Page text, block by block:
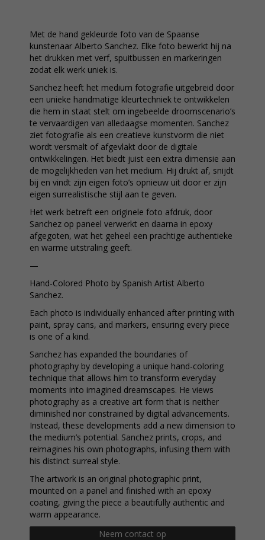
Met de hand gekleurde foto van de Spaanse
kunstenaar Alberto Sanchez. Elke foto bewerkt hij na
het drukken met verf, spuitbussen en markeringen
zodat elk werk uniek is.
Sanchez heeft het medium fotografie uitgebreid door
een unieke handmatige kleurtechniek te ontwikkelen
die hem in staat stelt om ingebeelde droomscenario’s
te vervaardigen van alledaagse momenten. Sanchez
ziet fotografie als een creatieve kunstvorm die niet
wordt versmalt of afgevlakt door de digitale
ontwikkelingen. Het biedt juist een extra dimensie aan
de mogelijkheden van het medium. Hij drukt af, snijdt
bij en vindt zijn eigen foto’s opnieuw uit door er zijn
eigen surrealistische stijl aan te geven.
Het werk betreft een originele foto afdruk, door
Sanchez op paneel verwerkt en daarna in epoxy
afgegoten, wat het geheel een prachtige authentieke
en warme uitstraling geeft.
—
Hand-Colored Photo by Spanish Artist Alberto
Sanchez.
Each photo is individually enhanced after printing with
paint, spray cans, and markers, ensuring every piece
is one of a kind.
Sanchez has expanded the boundaries of
photography by developing a unique hand-coloring
technique that allows him to transform everyday
moments into imagined dreamscapes. He views
photography as a creative art form that is neither
diminished nor constrained by digital advancements.
Instead, these developments add a new dimension to
the medium’s potential. Sanchez prints, crops, and
reimagines his own photographs, infusing them with
his distinct surreal style.
The artwork is an original photographic print,
mounted on a panel and finished with an epoxy
coating, giving the piece a beautifully authentic and
warm appearance.
Neem contact op